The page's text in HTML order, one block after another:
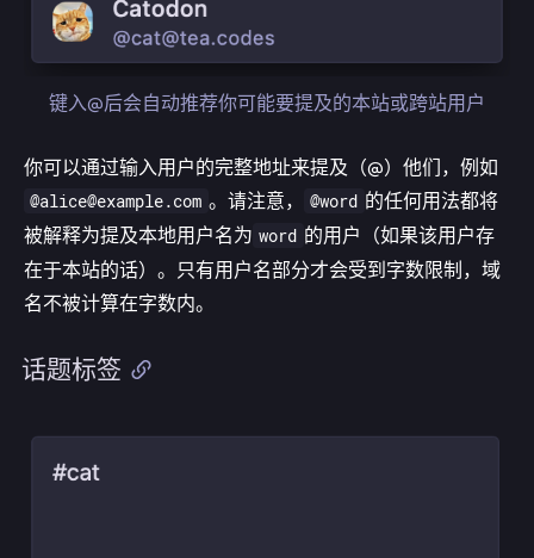
键入@后会自动推荐你可能要提及的本站或跨站用户
你可以通过输入用户的完整地址来提及（@）他们，例如
@alice@example.com 。请注意， @word 的任何用法都将
被解释为提及本地用户名为 word 的用户（如果该用户存
在于本站的话）。只有用户名部分才会受到字数限制，域
名不被计算在字数内。
话题标签